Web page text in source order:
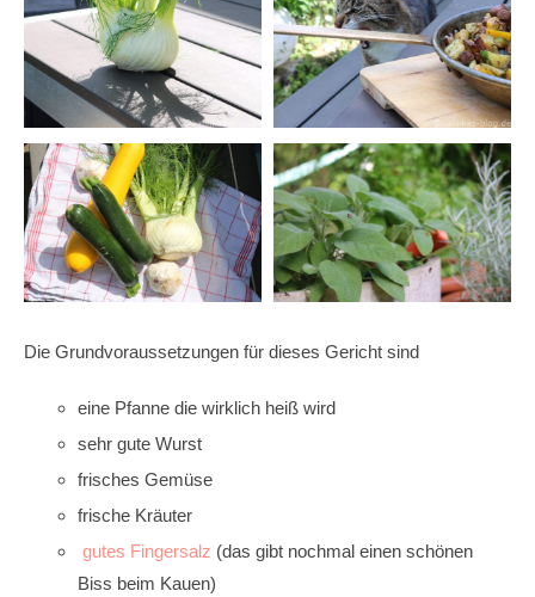
Die Grundvoraussetzungen für dieses Gericht sind
eine Pfanne die wirklich heiß wird
sehr gute Wurst
frisches Gemüse
frische Kräuter
gutes Fingersalz (das gibt nochmal einen schönen
Biss beim Kauen)